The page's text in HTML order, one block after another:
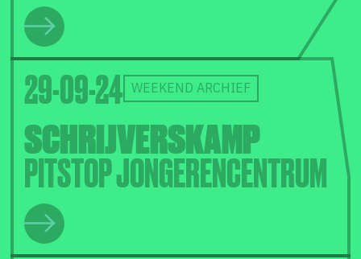
29-09-24 WEEKEND ARCHIEF
SCHRIJVERSKAMP
PITSTOP JONGERENCENTRUM